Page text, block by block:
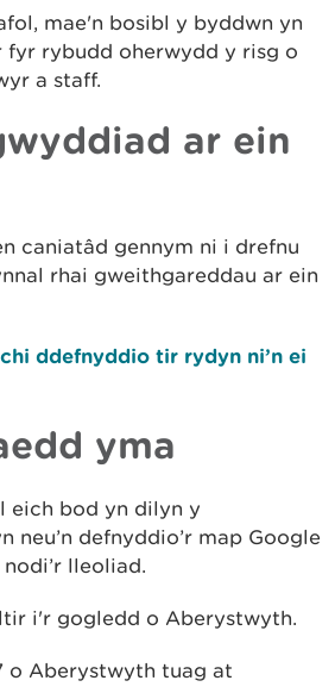
mae'n bosibl y byddwn yn
fyr rybudd oherwydd y risg o
a staff.
ar ein
caniatâd gennym ni i drefnu
rhai gweithgareddau ar ein
ddefnyddio tir rydyn ni’n ei
yma
eich bod yn dilyn y
neu’n defnyddio’r map Google
lleoliad.
i'r gogledd o Aberystwyth.
o Aberystwyth tuag at